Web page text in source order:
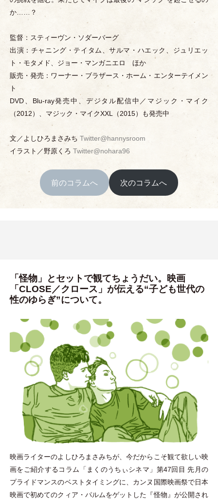
か……？
監督：スティーヴン ・ ソダーバーグ
出演：チャニング ・ テイタム、サルマ ・ ハエック、ジュリエッ
ト ・ モタメド、ジョー ・ マンガニエロ ほか
販売 ・発売：ワーナー ・ ブラザース ・ ホーム ・ エンターテイメン
ト
DVD、Blu-ray発売中、デジタル配信中／マジック
・ マイク
（2012） 、マジック ・ マイクXXL （2015） も発売中
文／よしひろまさみち Twitter@hannysroom
イラスト／野原くろ Twitter@nohara96
前のコラムへ 次のコラムへ
「怪物」とセットで観てちょうだい。映画
「CLOSE／クロース」が伝える“子ども世代の
性のゆらぎ”について。
映画ライターのよしひろまさみちが、今だからこそ観て欲しい映
画をご紹介するコラム 「 まくのうちぃシネマ 」 第47回目 先月の
プライドマンスのベストタイミングに、カンヌ国際映画祭で日本
映画で初めてのクィア ・ パルムをゲットした『怪物』が公開され